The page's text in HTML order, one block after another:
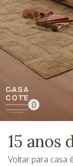
15 anos
Voltar para casa